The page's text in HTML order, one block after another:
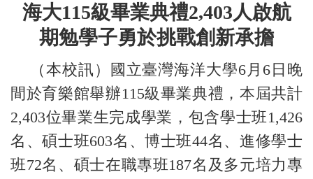
海大115級畢業典禮2,403人啟航
期勉學子勇於挑戰創新承擔
（本校訊）國立臺灣海洋大學6月6日晚
間於育樂館舉辦115級畢業典禮，本屆共計
2,403位畢業生完成學業，包含學士班1,426
名、碩士班603名、博士班44名、進修學士
班72名、碩士在職專班187名及多元培力專